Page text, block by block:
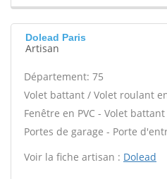
Dolead Paris
Artisan
Département: 75
Volet battant / Volet roulant
Fenêtre en PVC - Volet
Portes de garage - Porte
Voir la fiche artisan : Dolead